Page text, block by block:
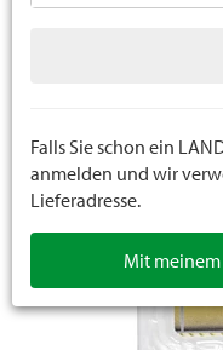
Beschläge
SB Kleineisenwaren
Falls Sie schon ein
anmelden und wir
Lieferadresse.
Mit